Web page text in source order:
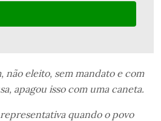
não eleito, sem mandato e com
apagou isso com uma caneta.
quando o povo